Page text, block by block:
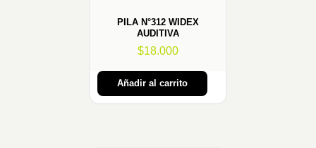
PILA N°312 WIDEX
AUDITIVA
$18.000
Añadir al carrito